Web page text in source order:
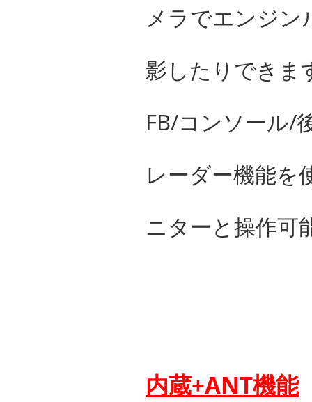
メラでエンジン
影したりできま
FB/コンソール
レーダー機能を
ニターと操作可
内蔵+ANT機能